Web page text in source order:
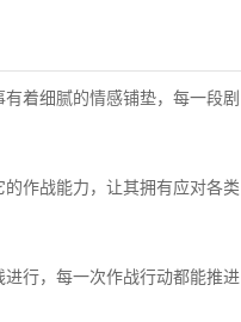
着细腻的情感铺垫，每一段剧
作战能力，让其拥有应对各类
行，每一次作战行动都能推进